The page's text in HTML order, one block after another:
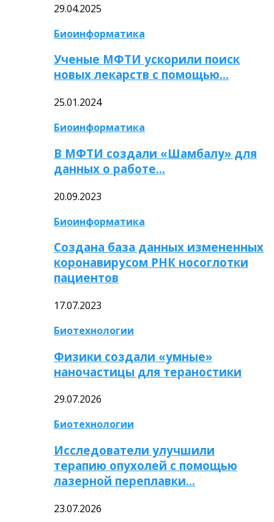
29.04.2025
Биоинформатика
Ученые МФТИ ускорили поиск
новых лекарств с помощью…
25.01.2024
Биоинформатика
В МФТИ создали «Шамбалу» для
данных о работе…
20.09.2023
Биоинформатика
Создана база данных измененных
коронавирусом РНК носоглотки
пациентов
17.07.2023
Биотехнологии
Физики создали «умные»
наночастицы для тераностики
29.07.2026
Биотехнологии
Исследователи улучшили
терапию опухолей с помощью
лазерной переплавки…
23.07.2026